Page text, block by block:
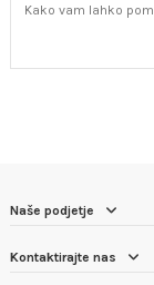
Naše podjetje
Kontaktirajte nas